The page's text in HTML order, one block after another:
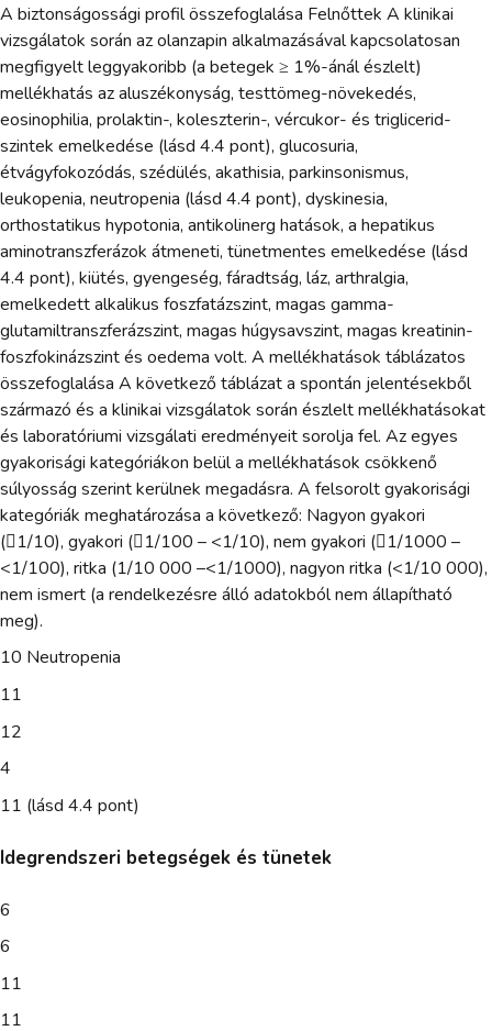
A biztonságossági profil összefoglalása Felnőttek A klinikai
vizsgálatok során az olanzapin alkalmazásával kapcsolatosan
megfigyelt leggyakoribb (a betegek ≥ 1%-ánál észlelt)
mellékhatás az aluszékonyság, testtömeg-növekedés,
eosinophilia, prolaktin-, koleszterin-, vércukor- és triglicerid-
szintek emelkedése (lásd 4.4 pont), glucosuria,
étvágyfokozódás, szédülés, akathisia, parkinsonismus,
leukopenia, neutropenia (lásd 4.4 pont), dyskinesia,
orthostatikus hypotonia, antikolinerg hatások, a hepatikus
aminotranszferázok átmeneti, tünetmentes emelkedése (lásd
4.4 pont), kiütés, gyengeség, fáradtság, láz, arthralgia,
emelkedett alkalikus foszfatázszint, magas gamma-
glutamiltranszferázszint, magas húgysavszint, magas kreatinin-
foszfokinázszint és oedema volt. A mellékhatások táblázatos
összefoglalása A következő táblázat a spontán jelentésekből
származó és a klinikai vizsgálatok során észlelt mellékhatásokat
és laboratóriumi vizsgálati eredményeit sorolja fel. Az egyes
gyakorisági kategóriákon belül a mellékhatások csökkenő
súlyosság szerint kerülnek megadásra. A felsorolt gyakorisági
kategóriák meghatározása a következő: Nagyon gyakori
(1/10), gyakori (1/100 – <1/10), nem gyakori (1/1000 –
<1/100), ritka (1/10 000 –<1/1000), nagyon ritka (<1/10 000),
nem ismert (a rendelkezésre álló adatokból nem állapítható
meg).
10 Neutropenia
11
12
4
11 (lásd 4.4 pont)
Idegrendszeri betegségek és tünetek
6
6
11
11